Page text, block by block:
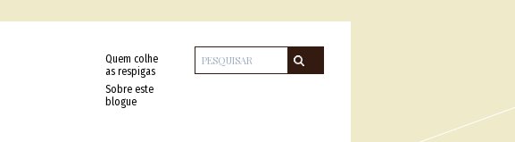
Quem colhe
as respigas
Sobre este
blogue